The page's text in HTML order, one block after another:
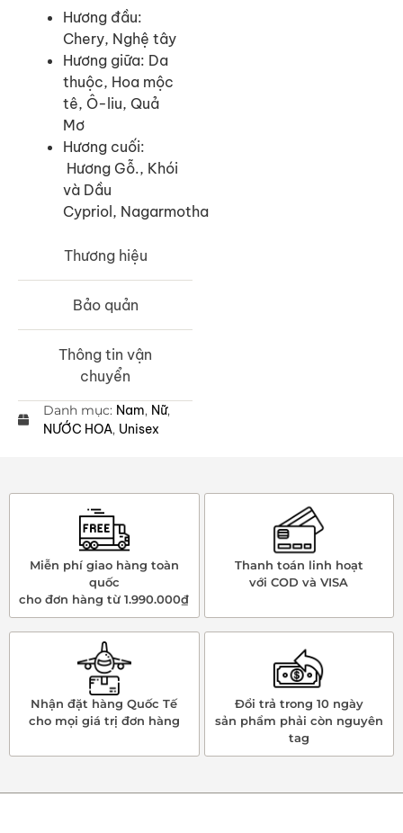
Thương hiệu
Bảo quản
Thông tin vận
chuyển
Hương đầu:
Chery, Nghệ tây
Hương giữa: Da
thuộc, Hoa mộc
tê, Ô-liu, Quả
Mơ
Hương cuối:
Hương Gỗ., Khói
và Dầu
Cypriol, Nagarmotha
Danh mục: Nam, Nữ,
NƯỚC HOA, Unisex
Miễn phí giao hàng toàn
quốc
cho đơn hàng từ 1.990.000₫
Thanh toán linh hoạt
với COD và VISA
Nhận đặt hàng Quốc Tế
cho mọi giá trị đơn hàng
Đổi trả trong 10 ngày
sản phẩm phải còn nguyên
tag